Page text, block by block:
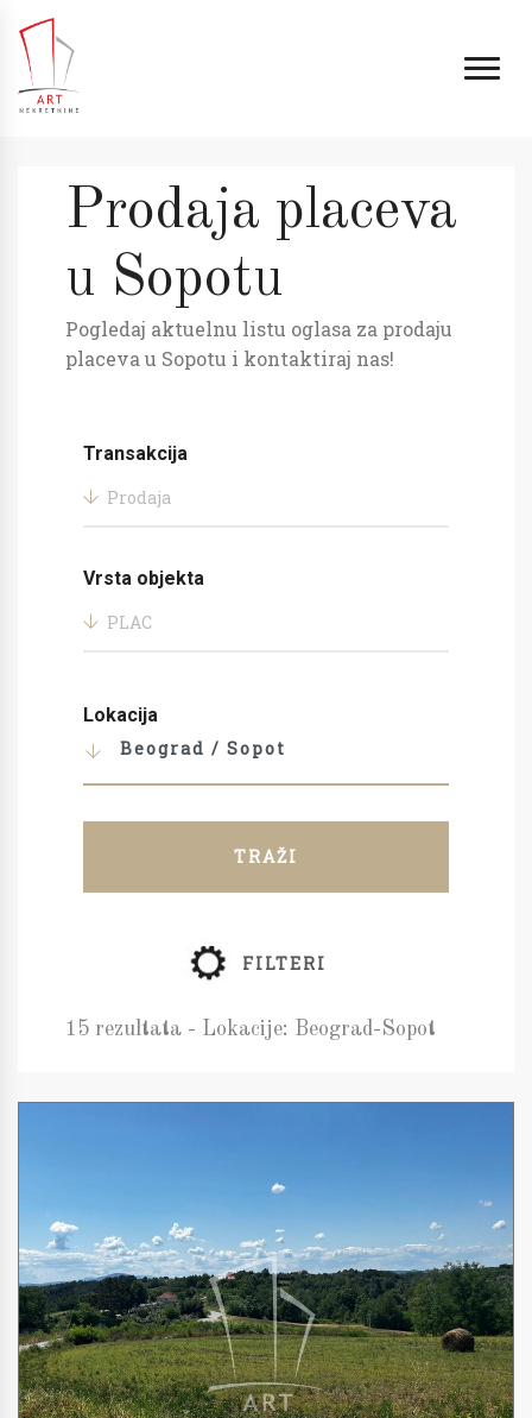
Prodaja placeva
u Sopotu
Pogledaj aktuelnu listu oglasa za prodaju
placeva u Sopotu i kontaktiraj nas!
Transakcija
Prodaja
Vrsta objekta
PLAC
Lokacija
Beograd / Sopot
TRAŽI
FILTERI
15 rezultata - Lokacije: Beograd-Sopot